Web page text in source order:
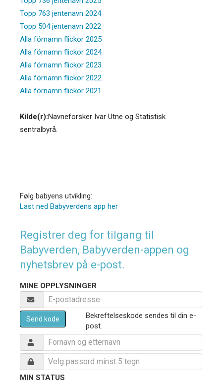
Topp 763 jentenavn 2024
Topp 504 jentenavn 2022
Alla förnamn flickor 2025
Alla förnamn flickor 2024
Alla förnamn flickor 2023
Alla förnamn flickor 2022
Alla förnamn flickor 2021
Kilde(r):Navneforsker Ivar Utne og Statistisk
sentralbyrå.
Følg babyens utvikling:
Last ned Babyverdens app her
Registrer deg for tilgang til
Babyverden, Babyverden-appen og
nyhetsbrev på e-post.
MINE OPPLYSNINGER
Send kode
Bekreftelseskode sendes til din e-
post.
MIN STATUS